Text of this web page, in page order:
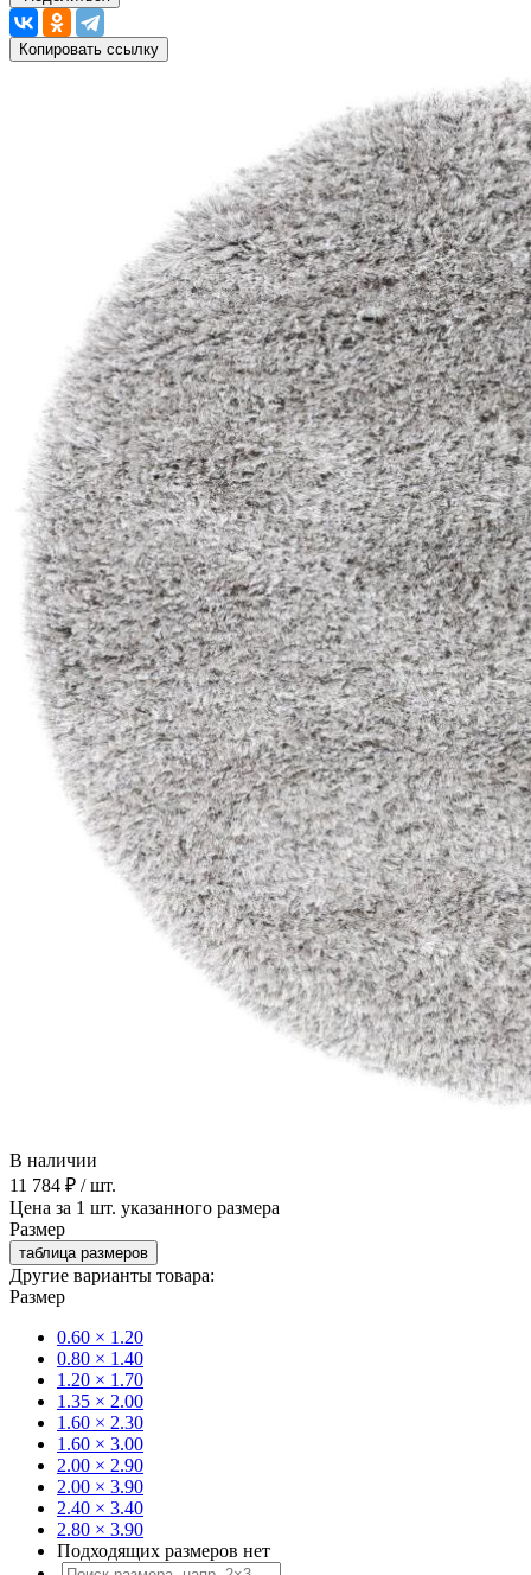
Копировать ссылку
В наличии
11 784 ₽ / шт.
Цена за 1 шт. указанного размера
Размер
таблица размеров
Другие варианты товара:
Размер
0.60 × 1.20
0.80 × 1.40
1.20 × 1.70
1.35 × 2.00
1.60 × 2.30
1.60 × 3.00
2.00 × 2.90
2.00 × 3.90
2.40 × 3.40
2.80 × 3.90
Подходящих размеров нет